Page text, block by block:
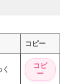
コピー